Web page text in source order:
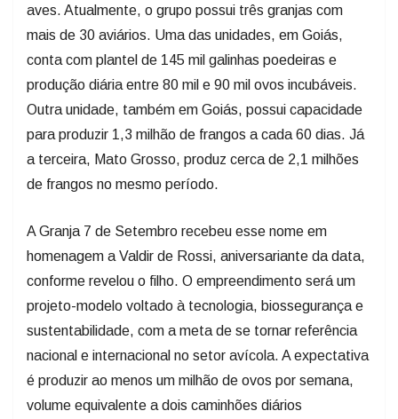
aves. Atualmente, o grupo possui três granjas com
mais de 30 aviários. Uma das unidades, em Goiás,
conta com plantel de 145 mil galinhas poedeiras e
produção diária entre 80 mil e 90 mil ovos incubáveis.
Outra unidade, também em Goiás, possui capacidade
para produzir 1,3 milhão de frangos a cada 60 dias. Já
a terceira, Mato Grosso, produz cerca de 2,1 milhões
de frangos no mesmo período.
A Granja 7 de Setembro recebeu esse nome em
homenagem a Valdir de Rossi, aniversariante da data,
conforme revelou o filho. O empreendimento será um
projeto-modelo voltado à tecnologia, biossegurança e
sustentabilidade, com a meta de se tornar referência
nacional e internacional no setor avícola. A expectativa
é produzir ao menos um milhão de ovos por semana,
volume equivalente a dois caminhões diários